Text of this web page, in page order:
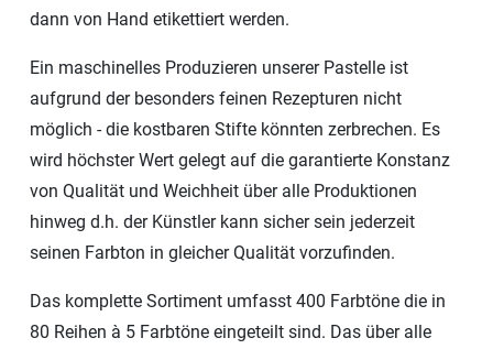
dann von Hand etikettiert werden.
Ein maschinelles Produzieren unserer Pastelle ist
aufgrund der besonders feinen Rezepturen nicht
möglich - die kostbaren Stifte könnten zerbrechen. Es
wird höchster Wert gelegt auf die garantierte Konstanz
von Qualität und Weichheit über alle Produktionen
hinweg d.h. der Künstler kann sicher sein jederzeit
seinen Farbton in gleicher Qualität vorzufinden.
Das komplette Sortiment umfasst 400 Farbtöne die in
80 Reihen à 5 Farbtöne eingeteilt sind. Das über alle